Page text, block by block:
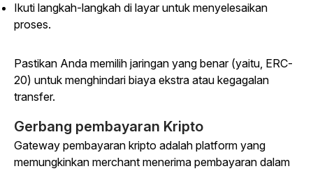
Ikuti langkah-langkah di layar untuk menyelesaikan
proses.
Pastikan Anda memilih jaringan yang benar (yaitu, ERC-
20) untuk menghindari biaya ekstra atau kegagalan
transfer.
Gerbang pembayaran Kripto
Gateway pembayaran kripto adalah platform yang
memungkinkan merchant menerima pembayaran dalam